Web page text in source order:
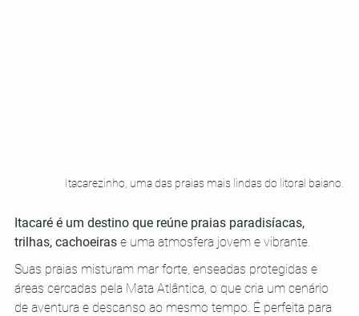
Itacarezinho, uma das praias mais lindas do litoral baiano.
Itacaré é um destino que reúne praias paradisíacas,
trilhas, cachoeiras e uma atmosfera jovem e vibrante.
Suas praias misturam mar forte, enseadas protegidas e
áreas cercadas pela Mata Atlântica, o que cria um cenário
de aventura e descanso ao mesmo tempo. É perfeita para